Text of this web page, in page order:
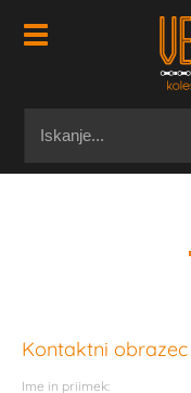
Kontaktni obrazec
Ime in priimek: